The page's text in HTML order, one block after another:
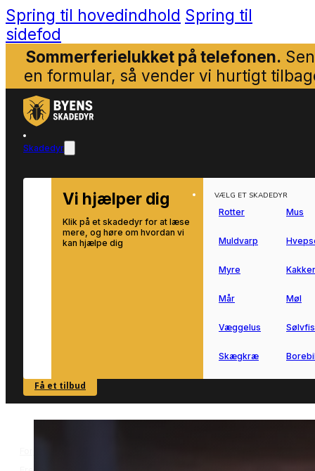
Spring til hovedindhold Spring til
sidefod
Sommerferielukket på telefonen.
en formular, så vender vi hurtigt
Skadedyr
Vi hjælper dig
Klik på et skadedyr for at læse
mere, og høre om hvordan vi
kan hjælpe dig
SE OVERSIGT
VÆLG ET SKADEDYR
Rotter Mus
Muldvarp
Myre
Mår Møl
Væggelus
Skægkræ
Få et tilbud